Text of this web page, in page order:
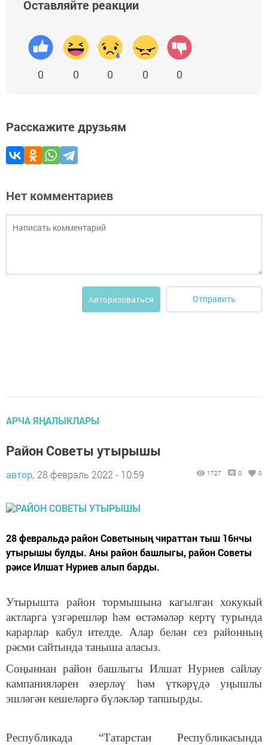
Оставляйте реакции
0 0 0 0 0
Расскажите друзьям
Нет комментариев
Авторизоваться Отправить
АРЧА ЯҢАЛЫКЛАРЫ
Район Советы утырышы
автор, 28 февраль 2022 - 10:59 1727 0 0
28 февральдә район Советының чираттан тыш 16нчы
утырышы булды. Аны район башлыгы, район Советы
рәисе Илшат Нуриев алып барды.
Утырышта район тормышына кагылган хокукый
актларга үзгәрешләр һәм өстәмәләр кертү турында
карарлар кабул ителде. Алар белән сез районның
рәсми сайтында таныша аласыз.
Соңыннан район башлыгы Илшат Нуриев сайлау
кампанияләрен әзерләү һәм үткәрүдә уңышлы
эшләгән кешеләргә бүләкләр тапшырды.
Республикада “Татарстан Республикасында